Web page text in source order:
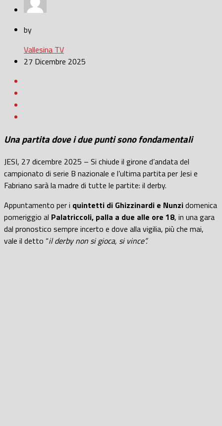
by
Vallesina TV
27 Dicembre 2025
Una partita dove i due punti sono fondamentali
JESI, 27 dicembre 2025 – Si chiude il girone d’andata del
campionato di serie B nazionale e l’ultima partita per Jesi e
Fabriano sarà la madre di tutte le partite: il derby.
Appuntamento per i quintetti di Ghizzinardi e Nunzidomenica
pomeriggio al Palatriccoli, palla a due alle ore 18, in una gara
dal pronostico sempre incerto e dove alla vigilia, più che mai,
vale il detto “il derby non si gioca, si vince”.